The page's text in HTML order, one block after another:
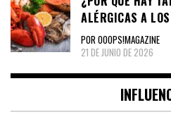
ALÉRGICAS A
POR OOOPS!MAGAZINE
21 DE JUNIO DE 2026